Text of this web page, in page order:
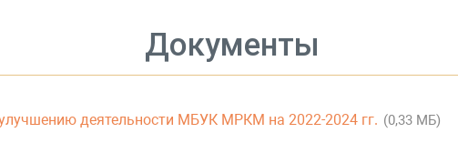
Документы
деятельности МБУК МРКМ на 2022-2024 гг. (0,33 МБ)